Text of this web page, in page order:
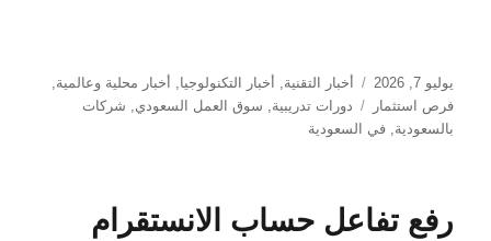
نُشرت
في
يوليو 7, 2026 التصنيفات
أخبار التقنية, أخبار التكنولوجيا, أخبار محلية وعالمية,
فرص استثمار
الوسوم
دورات تدريبية, سوق العمل السعودي, شركات
بالسعودية,في السعودية
رفع تفاعل حساب الانستقرام